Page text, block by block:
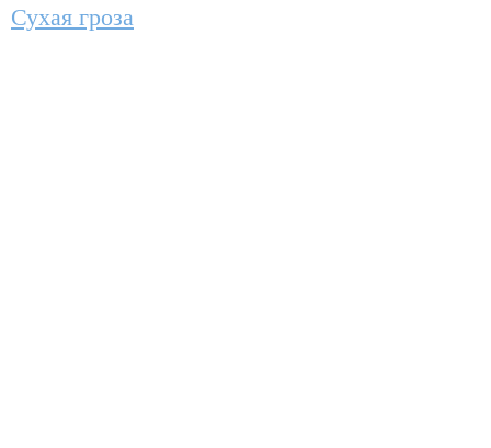
Сухая гроза